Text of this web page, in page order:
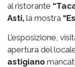
al ristorante
Asti, la mostra
L’esposizione,
apertura del
astigiano